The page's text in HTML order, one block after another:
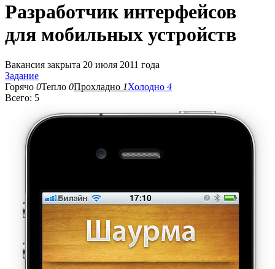
Разработчик интерфейсов
для мобильных устройств
Вакансия закрыта 20 июля 2011 года
Задание
Горячо 0Тепло 0Прохладно 1Холодно 4
Всего: 5